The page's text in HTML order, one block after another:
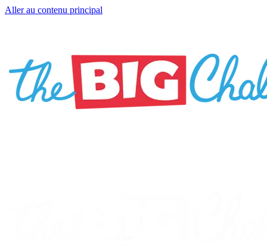
Aller au contenu principal